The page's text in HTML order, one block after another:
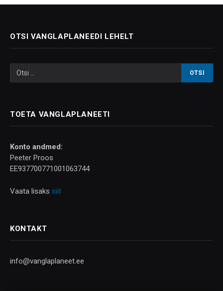
OTSI VANGLAPLANEEDI LEHELT
TOETA VANGLAPLANEETI
Konto andmed:
Peeter Proos
EE937700771001063744
Vaata lisaks siit
KONTAKT
info@vanglaplaneet.ee